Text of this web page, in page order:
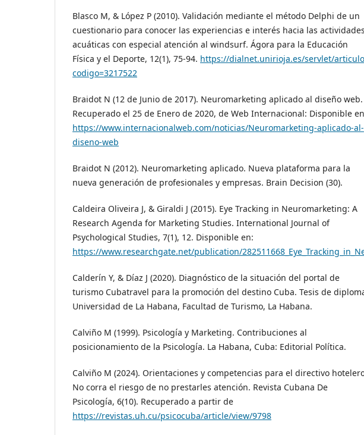
Blasco M, & López P (2010). Validación mediante el método Delphi de un
cuestionario para conocer las experiencias e interés hacia las actividades
acuáticas con especial atención al windsurf. Ágora para la Educación
Física y el Deporte, 12(1), 75-94. https://dialnet.unirioja.es/servlet/
codigo=3217522
Braidot N (12 de Junio de 2017). Neuromarketing aplicado al diseño web.
Recuperado el 25 de Enero de 2020, de Web Internacional: Disponible
https://www.internacionalweb.com/noticias/Neuromarketing-aplicado-al-
diseno-web
Braidot N (2012). Neuromarketing aplicado. Nueva plataforma para la
nueva generación de profesionales y empresas. Brain Decision (30).
Caldeira Oliveira J, & Giraldi J (2015). Eye Tracking in Neuromarketing: A
Research Agenda for Marketing Studies. International Journal of
Psychological Studies, 7(1), 12. Disponible en:
https://www.researchgate.net/publication/
Calderín Y, & Díaz J (2020). Diagnóstico de la situación del portal de
turismo Cubatravel para la promoción del destino Cuba. Tesis de
Universidad de La Habana, Facultad de Turismo, La Habana.
Calviño M (1999). Psicología y Marketing. Contribuciones al
posicionamiento de la Psicología. La Habana, Cuba: Editorial Política.
Calviño M (2024). Orientaciones y competencias para el directivo
No corra el riesgo de no prestarles atención. Revista Cubana De
Psicología, 6(10). Recuperado a partir de
https://revistas.uh.cu/psicocuba/article/view/9798